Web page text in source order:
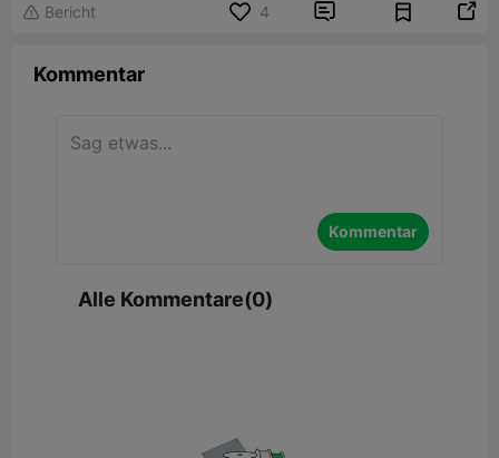
 Bericht 4  
Kommentar
Kommentar
Alle Kommentare(0)